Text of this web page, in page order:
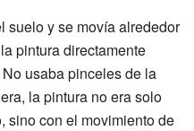
suelo y se movía alrededor
pintura directamente
usaba pinceles de la
la pintura no era solo
sino con el movimiento de